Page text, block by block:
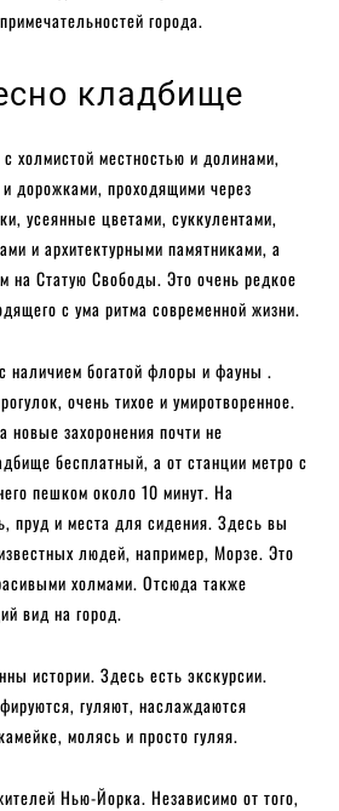
города.
кладбище
холмистой местностью и долинами,
дорожками, проходящими через
усеянные цветами, суккулентами,
и архитектурными памятниками, а
на Статую Свободы. Это очень редкое
с ума ритма современной жизни.
наличием богатой флоры и фауны .
очень тихое и умиротворенное.
новые захоронения почти не
бесплатный, а от станции метро с
пешком около 10 минут. На
пруд и места для сидения. Здесь вы
людей, например, Морзе. Это
холмами. Отсюда также
вид на город.
истории. Здесь есть экскурсии.
гуляют, наслаждаются
молясь и просто гуляя.
Нью-Йорка. Независимо от того,